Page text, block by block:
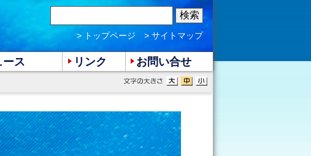
ース リンク お問い合せ
> トップページ > サイトマップ